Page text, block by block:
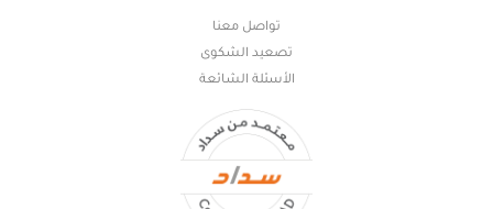
تواصل معنا
تصعيد الشكوى
الأسئلة الشائعة